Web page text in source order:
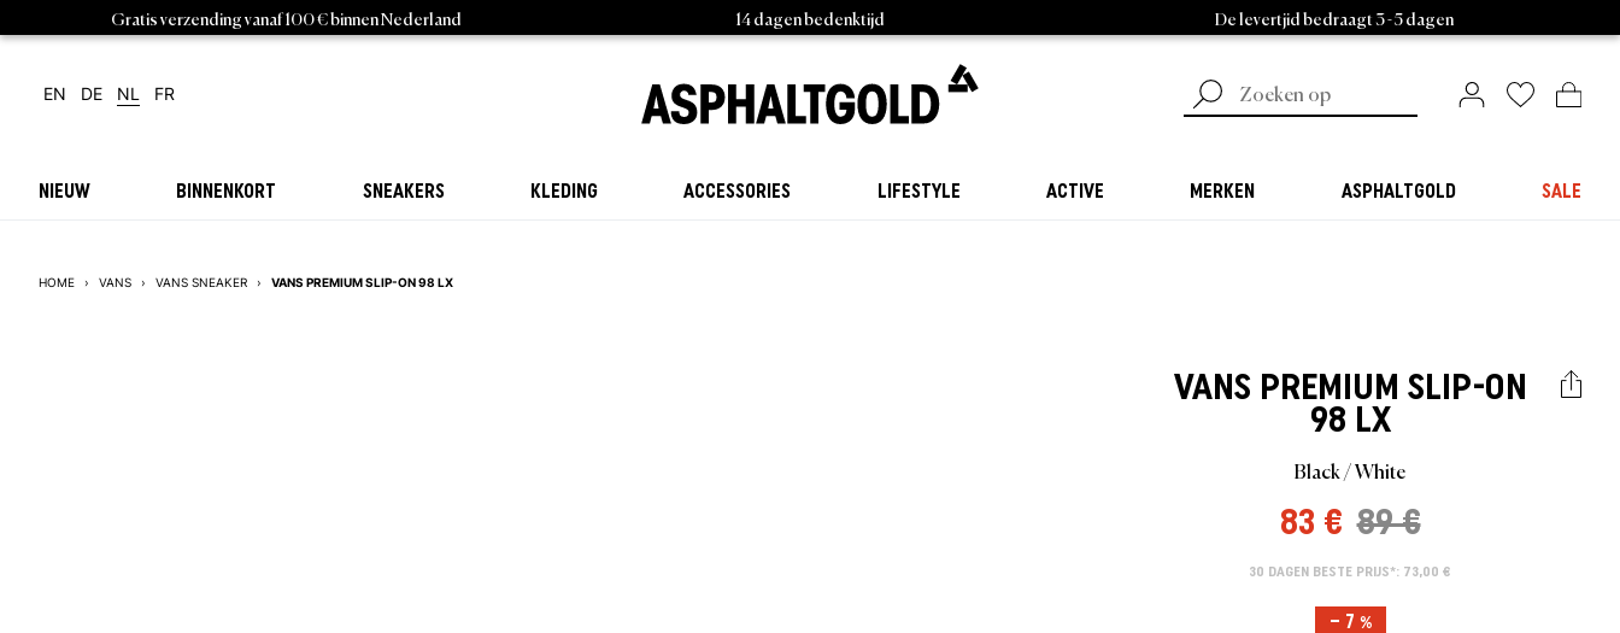
Gratis verzending vanaf 100 € binnen Nederland 14 dagen bedenktijd De levertjid bedraagt 3 - 5 dagen
EN DE NL FR
NIEUW BINNENKORT SNEAKERS KLEDING ACCESSORIES LIFESTYLE ACTIVE MERKEN ASPHALTGOLD SALE
HOME › VANS › VANS SNEAKER › VANS PREMIUM SLIP-ON 98 LX
VANSPREMIUM SLIP-ON
98 LX
Black / White
83 € 89 €
30 DAGEN BESTE PRIJS*: 73,00 €
– 7 %